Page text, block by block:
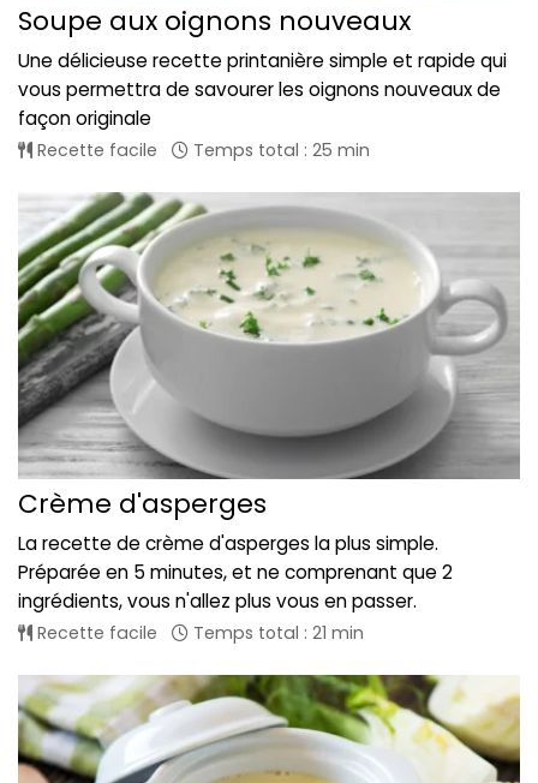
Soupe aux oignons nouveaux
Une délicieuse recette printanière simple et rapide qui
vous permettra de savourer les oignons nouveaux de
façon originale
Recette facile Temps total : 25 min
Crème d'asperges
La recette de crème d'asperges la plus simple.
Préparée en 5 minutes, et ne comprenant que 2
ingrédients, vous n'allez plus vous en passer.
Recette facile Temps total : 21 min